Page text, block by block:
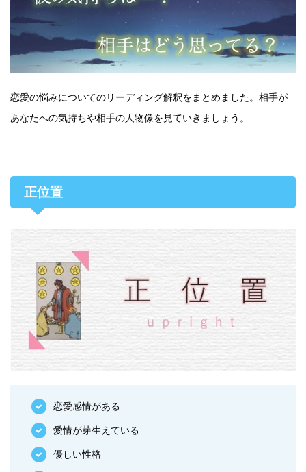
恋愛の悩みについてのリーディング解釈をまとめました。相手が
あなたへの気持ちや相手の人物像を見ていきましょう。
正位置
恋愛感情がある
愛情が芽生えている
優しい性格